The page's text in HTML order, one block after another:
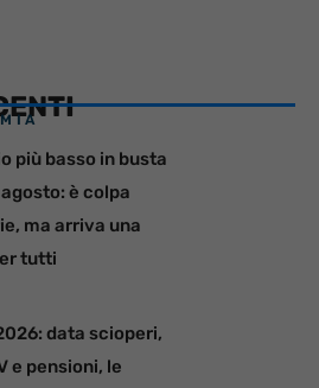
più basso in busta
è colpa
ma arriva una
tutti
data scioperi,
e pensioni, le